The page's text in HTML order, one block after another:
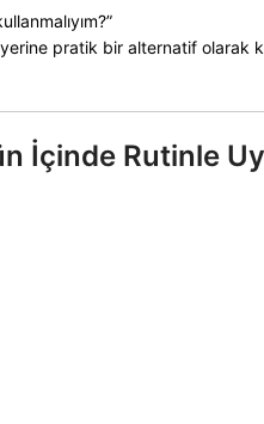
pratik bir alternatif olarak
İçinde Rutinle